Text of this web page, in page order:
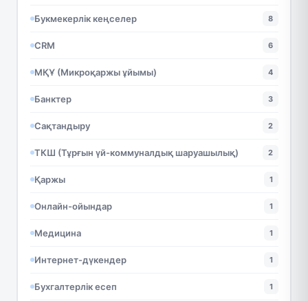
Букмекерлік кеңселер 8
CRM 6
МҚҰ (Микроқаржы ұйымы) 4
Банктер 3
Сақтандыру 2
ТКШ (Тұрғын үй-коммуналдық шаруашылық) 2
Қаржы 1
Онлайн-ойындар 1
Медицина 1
Интернет-дүкендер 1
Бухгалтерлік есеп 1